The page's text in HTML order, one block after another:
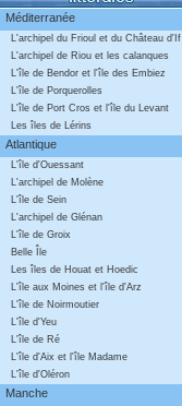
Méditerranée
L'archipel du Frioul et du Château d'If
L'archipel de Riou et les calanques
L'île de Bendor et l'île des Embiez
L'île de Porquerolles
L'île de Port Cros et l'île du Levant
Les îles de Lérins
Atlantique
L'île d'Ouessant
L'archipel de Molène
L'île de Sein
L'archipel de Glénan
L'île de Groix
Belle Île
Les îles de Houat et Hoedic
L'île aux Moines et l'île d'Arz
L'île de Noirmoutier
L'île d'Yeu
L'île de Ré
L'île d'Aix et l'île Madame
L'île d'Oléron
Manche